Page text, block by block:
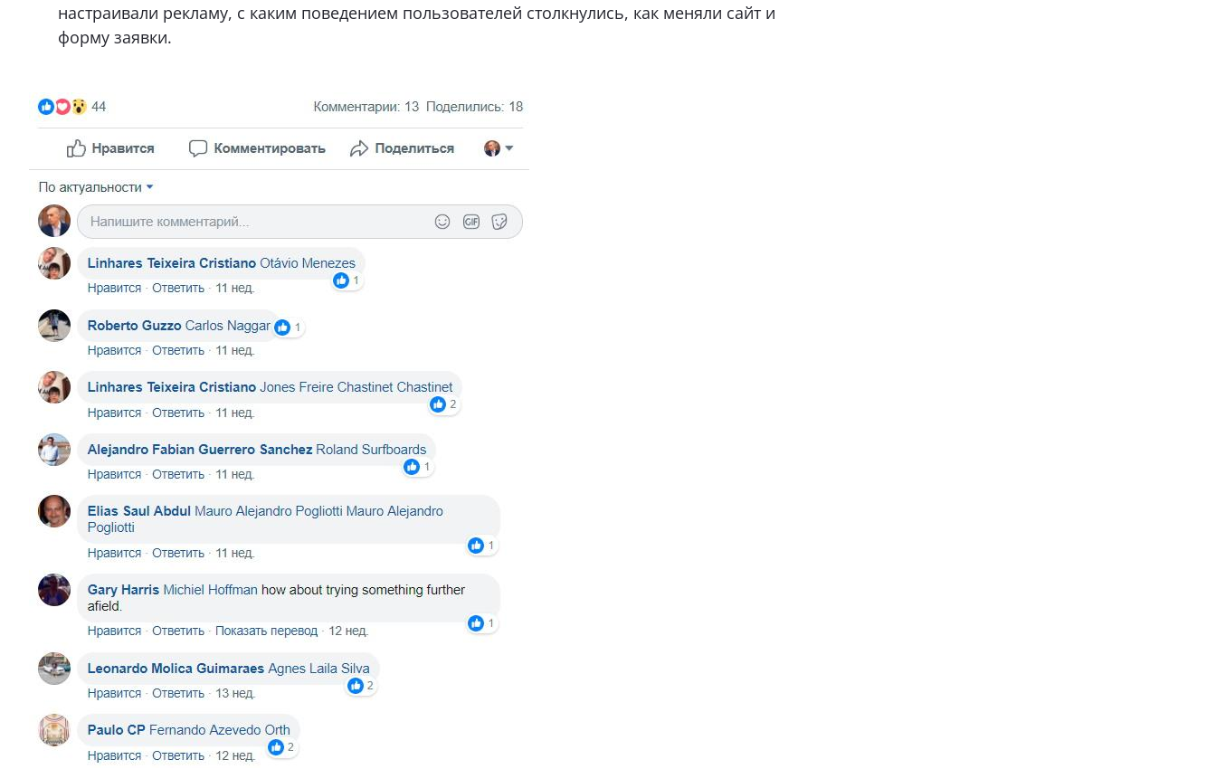
настраивали рекламу, с каким поведением пользователей столкнулись, как меняли сайт и
форму заявки.